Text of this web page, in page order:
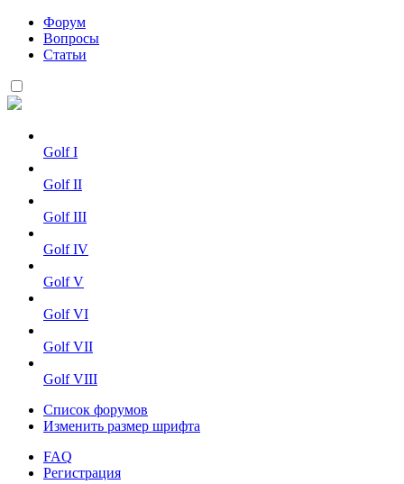
Форум
Вопросы
Статьи
Golf I
Golf II
Golf III
Golf IV
Golf V
Golf VI
Golf VII
Golf VIII
Список форумов
Изменить размер шрифта
FAQ
Регистрация